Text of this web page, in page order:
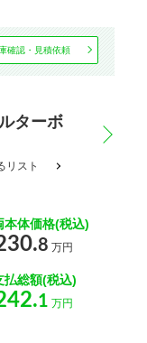
カメラ
ー減税
アップ
確認・見積依頼
ターボ
リスト
本体価格(税込)
8 万円
払総額(税込)
1 万円